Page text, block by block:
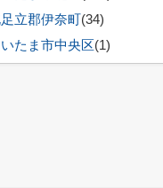
立郡伊奈町(34)
たま市中央区(1)